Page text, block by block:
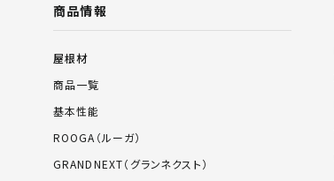
商品情報
屋根材
商品一覧
基本性能
ROOGA（ルーガ）
GRANDNEXT（グランネクスト）